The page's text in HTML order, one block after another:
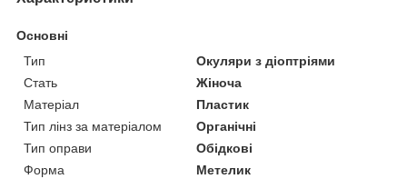
Основні
Тип
Окуляри з діоптріями
Стать
Жіноча
Матеріал
Пластик
Тип лінз за матеріалом
Органічні
Тип оправи
Обідкові
Форма
Метелик